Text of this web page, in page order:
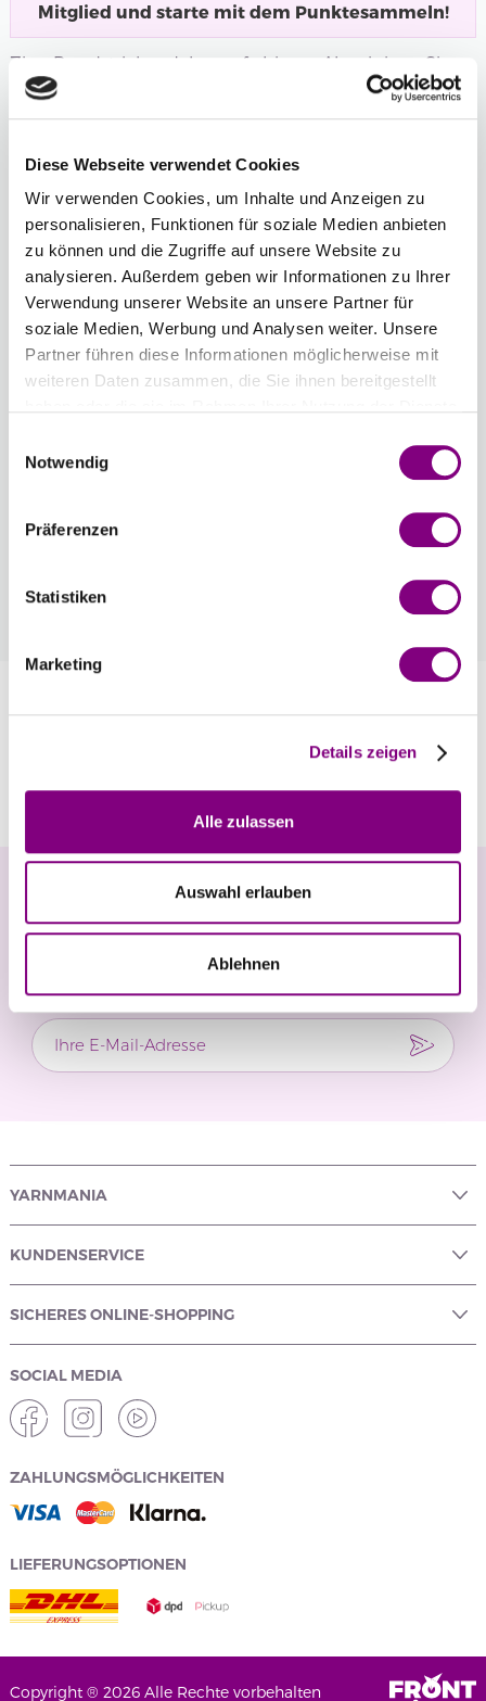
Diese Webseite verwendet Cookies
Wir verwenden Cookies, um Inhalte und Anzeigen zu
personalisieren, Funktionen für soziale Medien anbieten
zu können und die Zugriffe auf unsere Website zu
analysieren. Außerdem geben wir Informationen zu Ihrer
Verwendung unserer Website an unsere Partner für
soziale Medien, Werbung und Analysen weiter. Unsere
Partner führen diese Informationen möglicherweise mit
weiteren Daten zusammen, die Sie ihnen bereitgestellt
Notwendig
Präferenzen
Statistiken
Marketing
Details zeigen
Alle zulassen
Auswahl erlauben
Ablehnen
Mitglied und starte mit dem Punktesammeln!
Zing Rundstricknadeln aus farbigem Aluminium. Sie
erhalten Stricknadeln, die sich sehr...
4,00 mm
Anzahl
Mitglied werden Sie ganz einfach an der
automatisch an der Kasse.
Newsletter
Angebote.
YARNMANIA
KUNDENSERVICE
SICHERES ONLINE-SHOPPING
SOCIAL MEDIA
ZAHLUNGSMÖGLICHKEITEN
LIEFERUNGSOPTIONEN
Copyright ® 2026 Alle Rechte vorbehalten